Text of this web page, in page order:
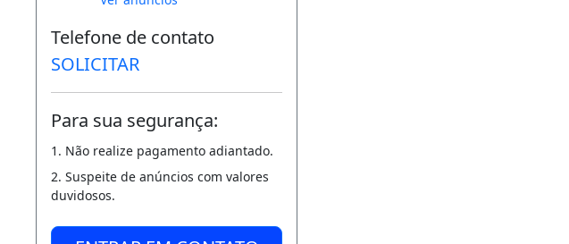
Telefone de contato
SOLICITAR
Para sua segurança:
1. Não realize pagamento adiantado.
2. Suspeite de anúncios com valores
duvidosos.